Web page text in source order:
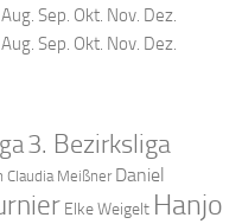
Aug. Sep. Okt. Nov. Dez.
Aug. Sep. Okt. Nov. Dez.
3. Bezirksliga
Claudia Meißner Daniel
Elke Weigelt Hanjo